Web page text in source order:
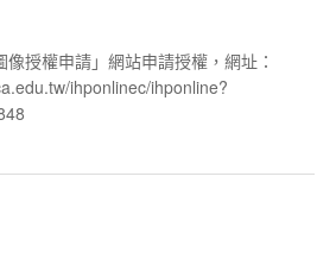
授權申請」網站申請授權，網址：
ihponlinec/ihponline?